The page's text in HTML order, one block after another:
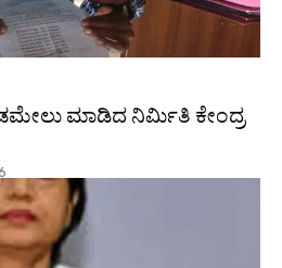
ಮಾಡಿದ ನಿರ್ಮಿತಿ ಕೇಂದ್ರ